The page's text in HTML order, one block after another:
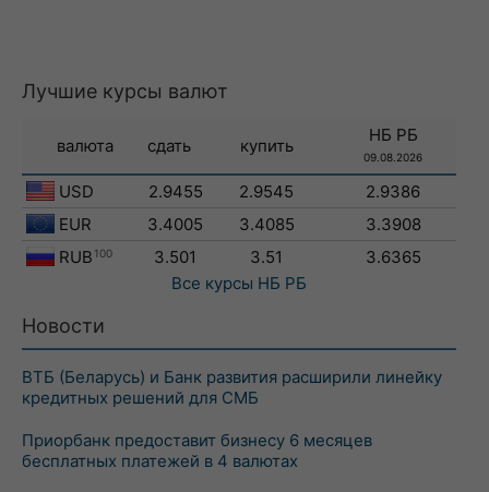
Лучшие курсы валют
валюта сдать купить
НБ РБ
09.08.2026
USD 2.9455 2.9545
2.9386
EUR
3.4005 3.4085
3.3908
RUB 100 3.501 3.51
3.6365
Все курсы НБ РБ
Новости
ВТБ (Беларусь) и Банк развития расширили линейку
кредитных решений для СМБ
Приорбанк предоставит бизнесу 6 месяцев
бесплатных платежей в 4 валютах